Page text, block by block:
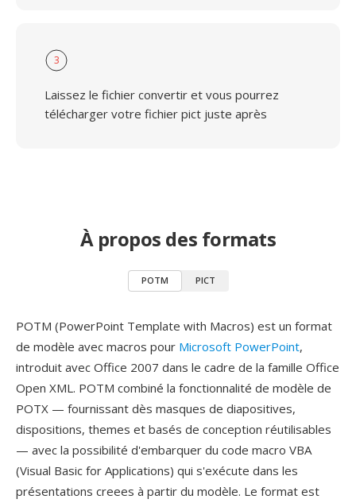
3
Laissez le fichier convertir et vous pourrez
télécharger votre fichier pict juste après
À propos des formats
POTM PICT
POTM (PowerPoint Template with Macros) est un format
de modèle avec macros pour Microsoft PowerPoint,
introduit avec Office 2007 dans le cadre de la famille Office
Open XML. POTM combiné la fonctionnalité de modèle de
POTX — fournissant dès masques de diapositives,
dispositions, themes et basés de conception réutilisables
— avec la possibilité d'embarquer du code macro VBA
(Visual Basic for Applications) qui s'exécute dans les
présentations creees à partir du modèle. Le format est